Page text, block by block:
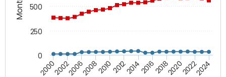
200020022006200820102012201420162018202020222024
0
250
500